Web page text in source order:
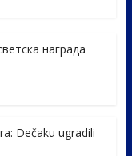
награда
Dečaku ugradili